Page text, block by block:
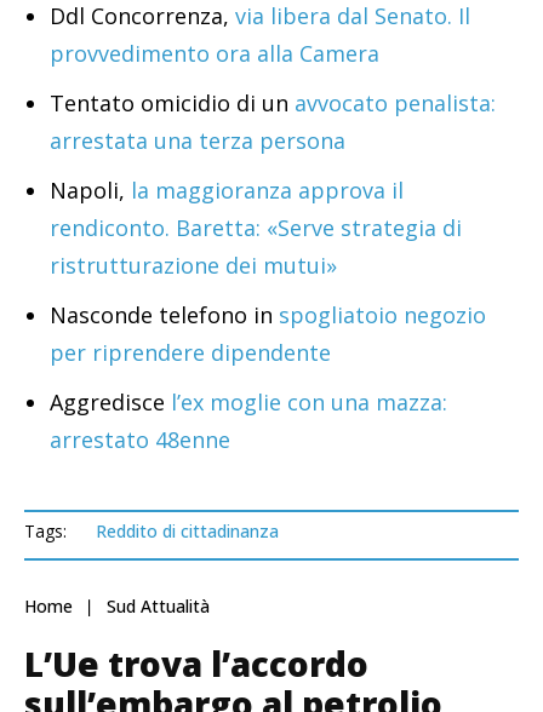
Ddl Concorrenza, via libera dal Senato. Il
provvedimento ora alla Camera
Tentato omicidio di un avvocato penalista:
arrestata una terza persona
Napoli, la maggioranza approva il
rendiconto. Baretta: «Serve strategia di
ristrutturazione dei mutui»
Nasconde telefono in spogliatoio negozio
per riprendere dipendente
Aggredisce l’ex moglie con una mazza:
arrestato 48enne
Tags: Reddito di cittadinanza
Home Sud Attualità
L’Ue trova l’accordo